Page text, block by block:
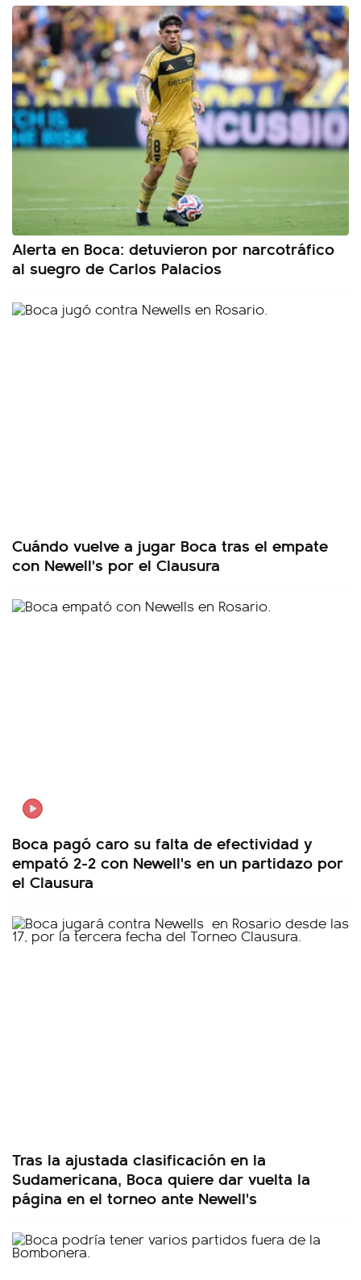
Alerta en Boca: detuvieron por narcotráfico
al suegro de Carlos Palacios
Cuándo vuelve a jugar Boca tras el empate
con Newell's por el Clausura
Boca pagó caro su falta de efectividad y
empató 2-2 con Newell's en un partidazo por
el Clausura
Tras la ajustada clasificación en la
Sudamericana, Boca quiere dar vuelta la
página en el torneo ante Newell's